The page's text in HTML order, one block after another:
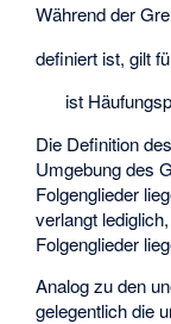
Während der
definiert ist, gilt
ist
Die Definition
Umgebung des
Folgenglieder
verlangt
Folgenglieder
Analog zu den
gelegentlich die